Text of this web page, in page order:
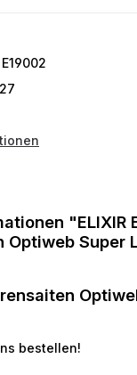
E19002
"ELIXIR
Optiweb Super
bestellen!